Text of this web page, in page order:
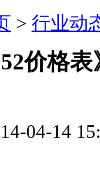
> 行业动
价格
04-14